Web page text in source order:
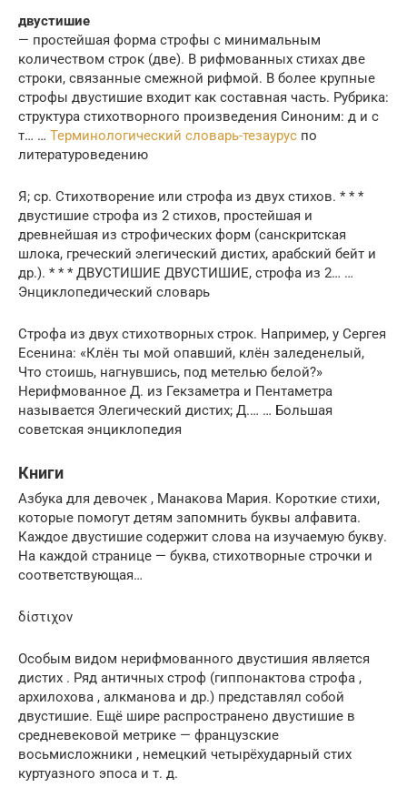
двустишие
— простейшая форма строфы с минимальным
количеством строк (две). В рифмованных стихах две
строки, связанные смежной рифмой. В более крупные
строфы двустишие входит как составная часть. Рубрика:
структура стихотворного произведения Синоним: д и с
т… … Терминологический словарь-тезаурус по
литературоведению
Я; ср. Стихотворение или строфа из двух стихов. * * *
двустишие строфа из 2 стихов, простейшая и
древнейшая из строфических форм (санскритская
шлока, греческий элегический дистих, арабский бейт и
др.). * * * ДВУСТИШИЕ ДВУСТИШИЕ, строфа из 2… …
Энциклопедический словарь
Строфа из двух стихотворных строк. Например, у Сергея
Есенина: «Клён ты мой опавший, клён заледенелый,
Что стоишь, нагнувшись, под метелью белой?»
Нерифмованное Д. из Гекзаметра и Пентаметра
называется Элегический дистих; Д.… … Большая
советская энциклопедия
Книги
Азбука для девочек , Манакова Мария. Короткие стихи,
которые помогут детям запомнить буквы алфавита.
Каждое двустишие содержит слова на изучаемую букву.
На каждой странице — буква, стихотворные строчки и
соответствующая…
δίστιχον
Особым видом нерифмованного двустишия является
дистих . Ряд античных строф (гиппонактова строфа ,
архилохова , алкманова и др.) представлял собой
двустишие. Ещё шире распространено двустишие в
средневековой метрике — французские
восьмисложники , немецкий четырёхударный стих
куртуазного эпоса и т. д.